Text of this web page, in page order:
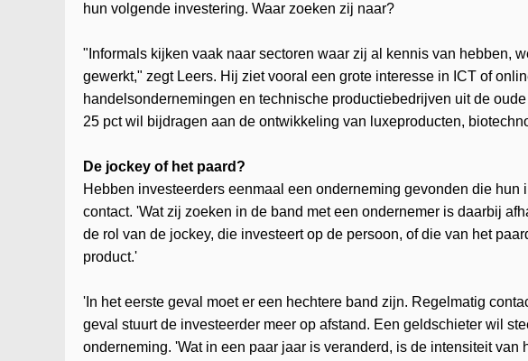
hun volgende investering. Waar zoeken zij naar?
"Informals kijken vaak naar sectoren waar zij al kennis van hebben,
gewerkt," zegt Leers. Hij ziet vooral een grote interesse in ICT of
handelsondernemingen en technische productiebedrijven uit de
25 pct wil bijdragen aan de ontwikkeling van luxeproducten,
De jockey of het paard?
Hebben investeerders eenmaal een onderneming gevonden die hun
contact. 'Wat zij zoeken in de band met een ondernemer is daarbij
de rol van de jockey, die investeert op de persoon, of die van het
product.'
'In het eerste geval moet er een hechtere band zijn. Regelmatig
geval stuurt de investeerder meer op afstand. Een geldschieter wil
onderneming. 'Wat in een paar jaar is veranderd, is de intensiteit